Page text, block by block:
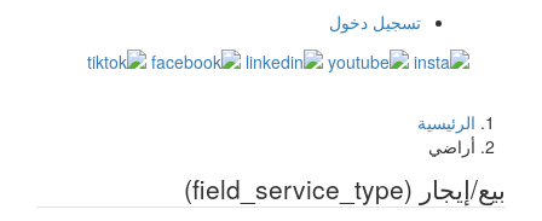
user
تسجيل دخول
مسار
التنقل
الرئيسية
أراضي
بيع/إيجار (field_service_type)